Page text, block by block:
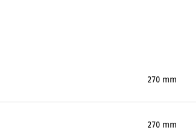
270 mm
270 mm